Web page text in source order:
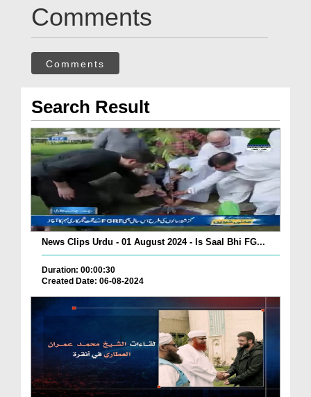
Comments
Comments
Search Result
News Clips Urdu - 01 August 2024 - Is Saal Bhi FG...
Duration: 00:00:30
Created Date: 06-08-2024